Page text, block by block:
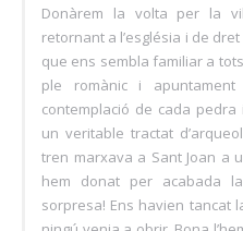
Donàrem la volta per la
retornant a l’església i de
que ens sembla familiar a
ple romànic i
contemplació de cada
un veritable tractat
tren marxava a Sant Joan a
hem donat per acabada
sorpresa! Ens havien tancat